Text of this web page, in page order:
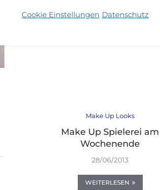
Make Up Looks
Make Up Spielerei am
Wochenende
28/06/2013
WEITERLESEN
Cookie Einstellungen Datenschutz